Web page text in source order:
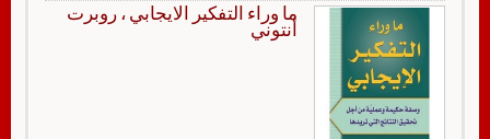
ما وراء التفكير الايجابي ، روبرت
أنتوني